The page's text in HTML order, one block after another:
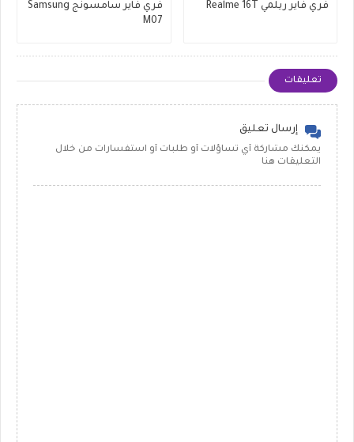
فري فاير ريلمي Realme 16T
فري فاير سامسونج Samsung
M07
تعليقات
إرسال تعليق
يمكنك مشاركة أي تساؤلات أو طلبات أو استفسارات من خلال
التعليقات هنا